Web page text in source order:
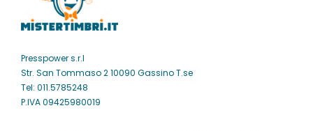
Presspower s.r.l
Str. San Tommaso 2 10090 Gassino T.se
Tel: 011.5785248
P.IVA 09425980019